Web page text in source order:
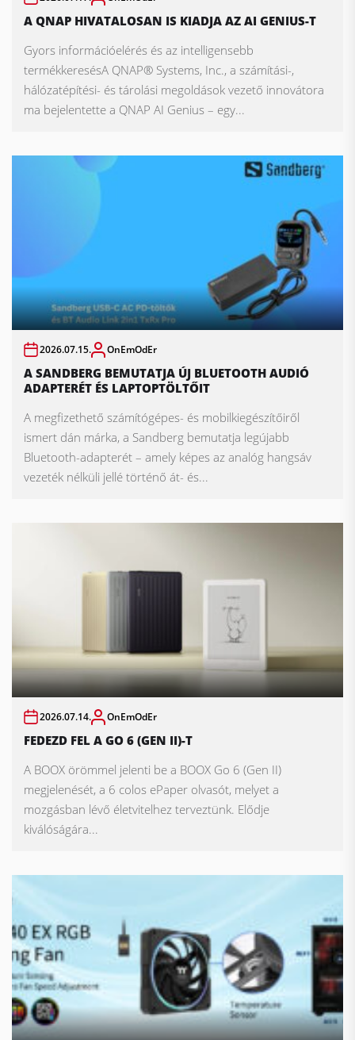
A QNAP HIVATALOSAN IS KIADJA AZ AI GENIUS-T
Gyors információelérés és az intelligensebb
termékkeresésA QNAP® Systems, Inc., a számítási-,
hálózatépítési- és tárolási megoldások vezető innovátora
ma bejelentette a QNAP AI Genius – egy...
2026.07.15. OnEmOdEr
A SANDBERG BEMUTATJA ÚJ BLUETOOTH AUDIÓ
ADAPTERÉT ÉS LAPTOPTÖLTŐIT
A megfizethető számítógépes- és mobilkiegészítőiről
ismert dán márka, a Sandberg bemutatja legújabb
Bluetooth-adapterét – amely képes az analóg hangsáv
vezeték nélküli jellé történő át- és...
2026.07.14. OnEmOdEr
FEDEZD FEL A GO 6 (GEN II)-T
A BOOX örömmel jelenti be a BOOX Go 6 (Gen II)
megjelenését, a 6 colos ePaper olvasót, melyet a
mozgásban lévő életvitelhez terveztünk. Elődje
kiválóságára...